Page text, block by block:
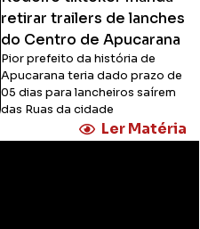
retirar trailers de lanches
do Centro de Apucarana
Pior prefeito da história de
Apucarana teria dado prazo de
05 dias para lancheiros saírem
das Ruas da cidade
Ler Matéria